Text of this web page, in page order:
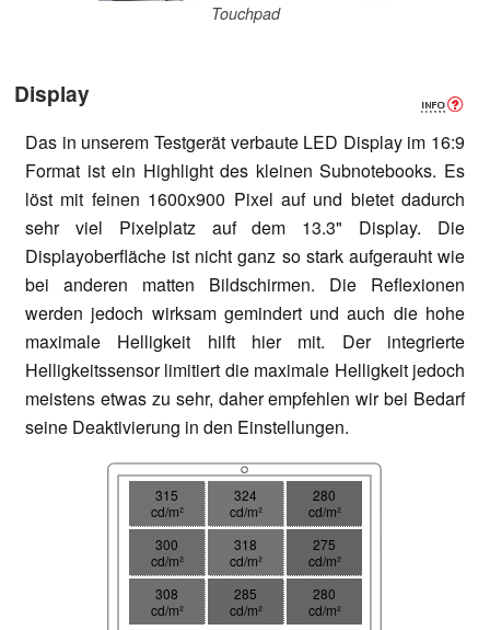
Touchpad
Display
Das in unserem Testgerät verbaute LED Display im 16:9
Format ist ein Highlight des kleinen Subnotebooks. Es
löst mit feinen 1600x900 Pixel auf und bietet dadurch
sehr viel Pixelplatz auf dem 13.3" Display. Die
Displayoberfläche ist nicht ganz so stark aufgerauht wie
bei anderen matten Bildschirmen. Die Reflexionen
werden jedoch wirksam gemindert und auch die hohe
maximale Helligkeit hilft hier mit. Der integrierte
Helligkeitssensor limitiert die maximale Helligkeit jedoch
meistens etwas zu sehr, daher empfehlen wir bei Bedarf
seine Deaktivierung in den Einstellungen.
315
cd/m²
324
cd/m²
280
cd/m²
300
cd/m²
318
cd/m²
275
cd/m²
308
cd/m²
285
cd/m²
280
cd/m²